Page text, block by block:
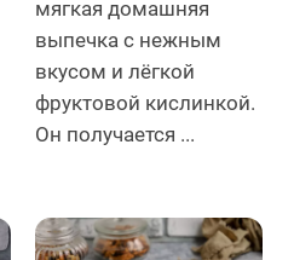
мягкая домашняя
выпечка с нежным
вкусом и лёгкой
фруктовой кислинкой.
Он получается ...